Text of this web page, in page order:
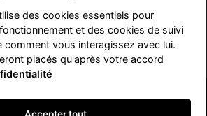
Point East Drive #L-215. Aventura.
Key Corp.
des cookies essentiels pour
et des cookies de suivi
comment vous interagissez avec lui.
placés qu'après votre accord